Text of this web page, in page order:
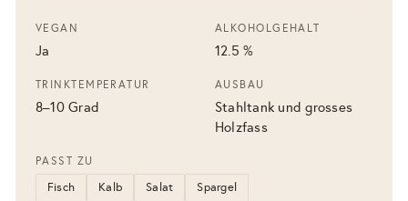
VEGAN
Ja
ALKOHOLGEHALT
12.5 %
TRINKTEMPERATUR
8–10 Grad
AUSBAU
Stahltank und grosses
Holzfass
PASST ZU
Fisch Kalb Salat Spargel